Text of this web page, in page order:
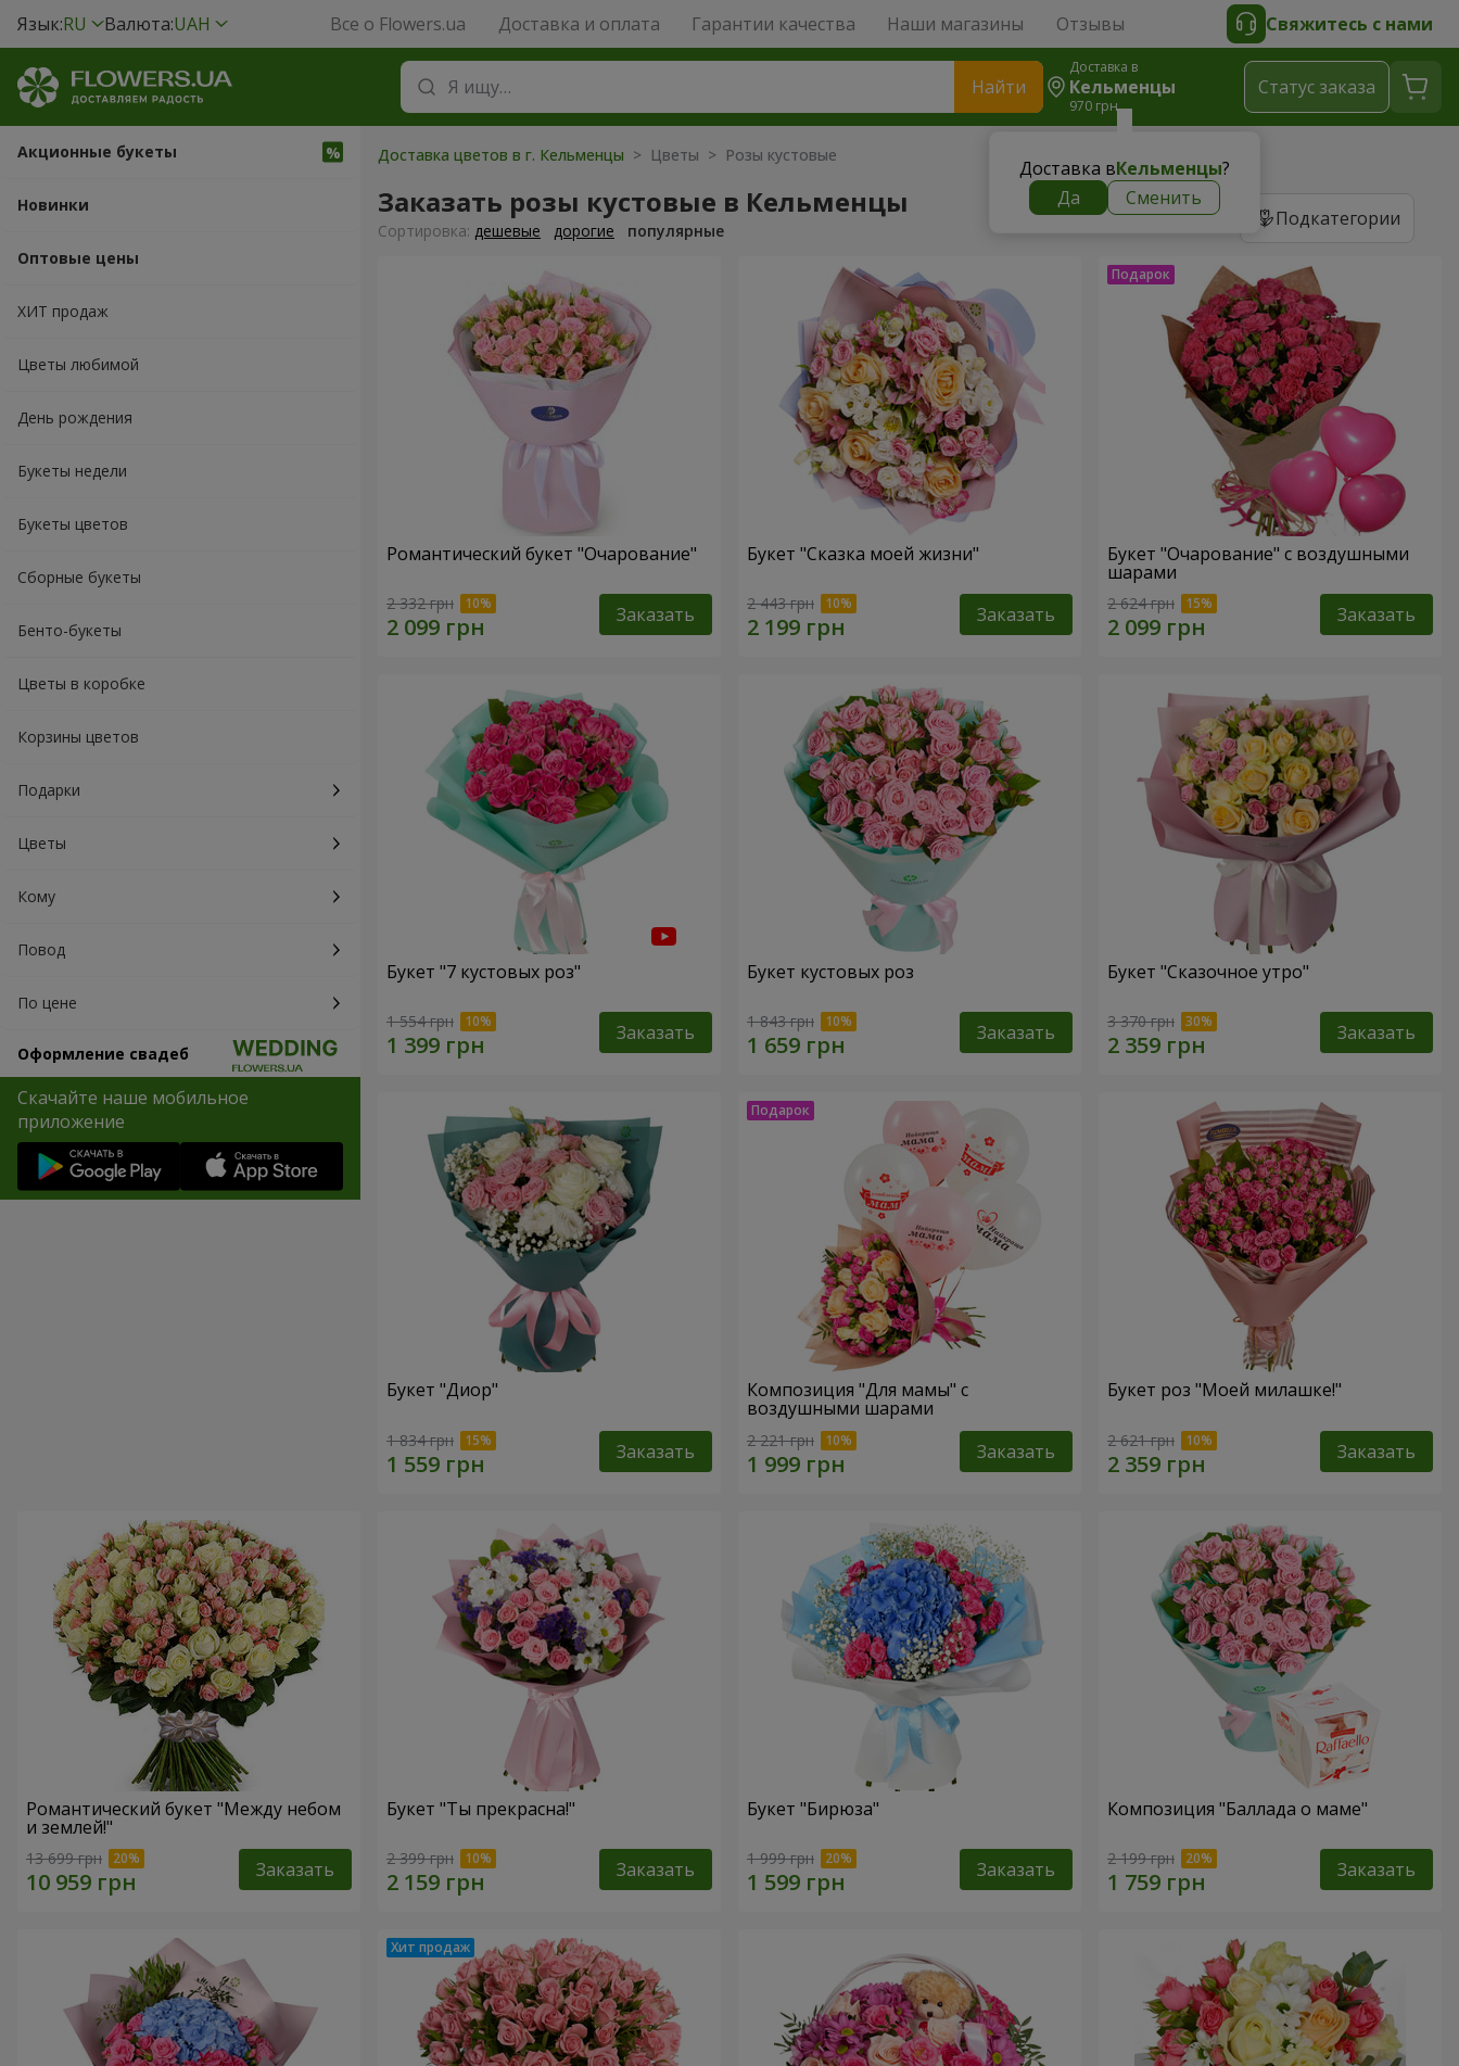
Язык:RU Валюта:UAH Все о Flowers.ua Доставка и оплата Гарантии качества Наши магазины Отзывы Свяжитесь с нами
Найти
Доставка в
Кельменцы
970 грн
Доставка вКельменцы?
Да
Сменить
Cтатус заказа
Акционные букеты
Новинки
Оптовые цены
ХИТ продаж
Цветы любимой
День рождения
Букеты недели
Букеты цветов
Сборные букеты
Бенто-букеты
Цветы в коробке
Корзины цветов
Подарки
Цветы
Кому
Повод
По цене
Оформление свадеб
Скачайте наше мобильное
приложение
Доставка цветов в г. Кельменцы > Цветы > Розы кустовые
Заказать розы кустовые в Кельменцы Подкатегории
Cортировка: дешевые дорогие популярные
Романтический букет "Очарование"
2 332 грн Заказать
Букет "Сказка моей жизни"
2 443 грн Заказать
Букет "Очарование" с воздушными
шарами
2 624 грн Заказать
Букет "7 кустовых роз"
1 554 грн Заказать
Букет кустовых роз
1 843 грн Заказать
Букет "Сказочное утро"
3 370 грн Заказать
Букет "Диор"
1 834 грн Заказать
Композиция "Для мамы" с
воздушными шарами
2 221 грн Заказать
Букет роз "Моей милашке!"
2 621 грн Заказать
Романтический букет "Между небом
и землей!"
13 699 грн Заказать
Букет "Ты прекрасна!"
2 399 грн Заказать
Букет "Бирюза"
1 999 грн Заказать
Композиция "Баллада о маме"
2 199 грн Заказать